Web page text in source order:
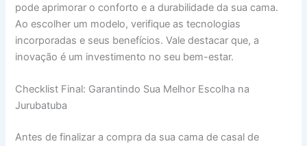
pode aprimorar o conforto e a durabilidade da sua cama.
Ao escolher um modelo, verifique as tecnologias
incorporadas e seus benefícios. Vale destacar que, a
inovação é um investimento no seu bem-estar.
Checklist Final: Garantindo Sua Melhor Escolha na
Jurubatuba
Antes de finalizar a compra da sua cama de casal de